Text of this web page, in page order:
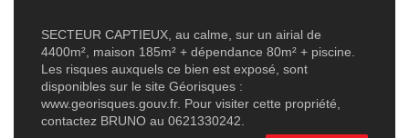
SECTEUR CAPTIEUX, au calme, sur un airial de
4400m², maison 185m² + dépendance 80m² + piscine.
Les risques auxquels ce bien est exposé, sont
disponibles sur le site Géorisques :
www.georisques.gouv.fr. Pour visiter cette propriété,
contactez BRUNO au 0621330242.